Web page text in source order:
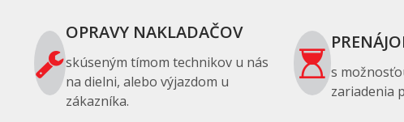
OPRAVY NAKLADAČOV
skúseným tímom technikov u nás
na dielni, alebo výjazdom u
zákazníka.
s
zariadenia